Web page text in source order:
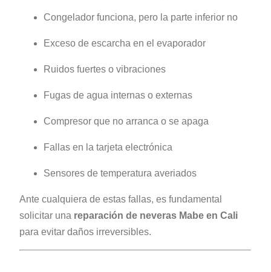
Congelador funciona, pero la parte inferior no
Exceso de escarcha en el evaporador
Ruidos fuertes o vibraciones
Fugas de agua internas o externas
Compresor que no arranca o se apaga
Fallas en la tarjeta electrónica
Sensores de temperatura averiados
Ante cualquiera de estas fallas, es fundamental
solicitar una reparación de neveras Mabe en Cali
para evitar daños irreversibles.